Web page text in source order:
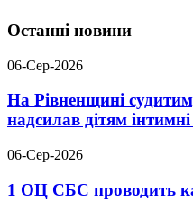
Останні новини
06-Сер-2026
На Рівненщині
надсилав дітям
06-Сер-2026
1 ОЦ СБС проводить